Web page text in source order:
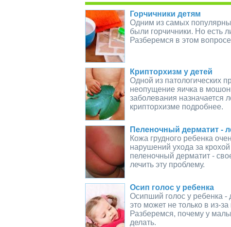
Горчичники детям
Одним из самых
были горчичники. Но есть
Разберемся в этом
Крипторхизм у детей
Одной из патологических
неопущение яичка в
заболевания назначается
крипторхизме подробнее.
Пеленочный дерматит -
Кожа грудного ребенка
нарушений ухода за
пеленочный дерматит -
лечить эту проблему.
Осип голос у ребенка
Осипший голос у ребенка -
это может не только в из-
Разберемся, почему у
делать.